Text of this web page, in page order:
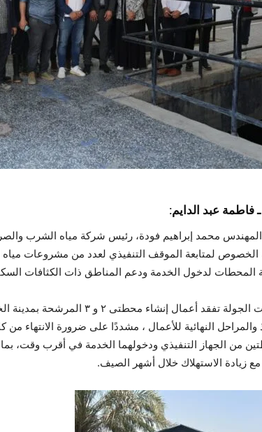
فاطمة عبد الدايم:
محمد إبراهيم فودة، رئيس شركة مياه الشرب
الخصوص لمتابعة الموقف التنفيذي لعدد من مشروعات
المحطات لدخول الخدمة ودعم المناطق ذات الكثافات
وشملت الجولة تفقد أعمال
والمراحل النهائية للأعمال ، مشددًا على ضرورة الانتهاء من
من الجهاز التنفيذي ودخولهما الخدمة في أقرب وقت،
زيادة الاستهلاك خلال أشهر الصيف.